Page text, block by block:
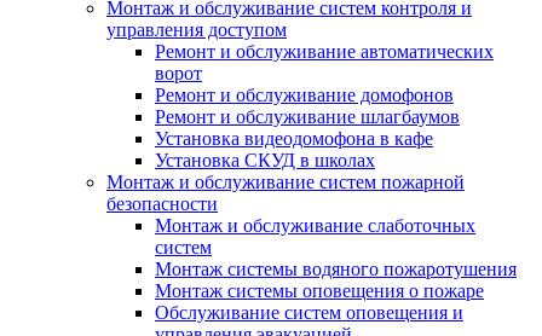
Монтаж и обслуживание систем контроля и
управления доступом
Ремонт и обслуживание автоматических
ворот
Ремонт и обслуживание домофонов
Ремонт и обслуживание шлагбаумов
Установка видеодомофона в кафе
Установка СКУД в школах
Монтаж и обслуживание систем пожарной
безопасности
Монтаж и обслуживание слаботочных
систем
Монтаж системы водяного пожаротушения
Монтаж системы оповещения о пожаре
Обслуживание систем оповещения и